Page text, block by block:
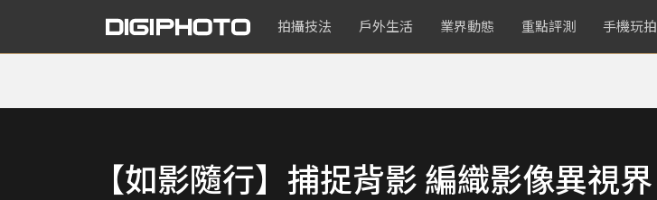
拍攝技法 戶外生活 業界動態 重點評測 手機玩拍
【如影隨行】捕捉背影 編織影像異視界